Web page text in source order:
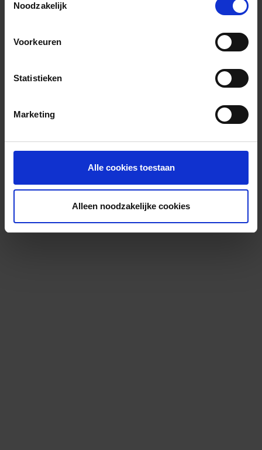
Noodzakelijk
Voorkeuren
Statistieken
Marketing
Alle cookies toestaan
Alleen noodzakelijke cookies